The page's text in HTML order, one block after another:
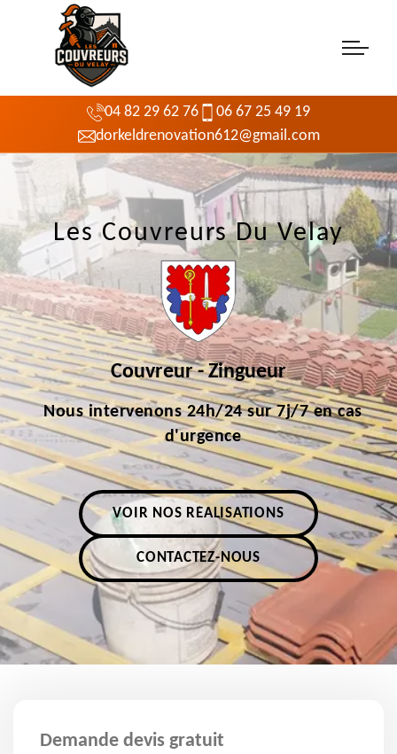
04 82 29 62 76
06 67 25 49 19
dorkeldrenovation612@gmail.com
Les Couvreurs Du Velay
Couvreur - Zingueur
Nous intervenons 24h/24 sur 7j/7 en cas
d'urgence
VOIR NOS RÉALISATIONS
CONTACTEZ-NOUS
Demande devis gratuit